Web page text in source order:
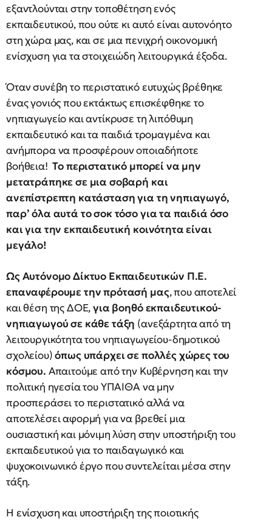
εξαντλούνται στην τοποθέτηση ενός
εκπαιδευτικού, που ούτε κι αυτό είναι αυτονόητο
στη χώρα μας, και σε μια πενιχρή οικονομική
ενίσχυση για τα στοιχειώδη λειτουργικά έξοδα.
Όταν συνέβη το περιστατικό ευτυχώς βρέθηκε
ένας γονιός που εκτάκτως επισκέφθηκε το
νηπιαγωγείο και αντίκρυσε τη λιπόθυμη
εκπαιδευτικό και τα παιδιά τρομαγμένα και
ανήμπορα να προσφέρουν οποιαδήποτε
βοήθεια!Το περιστατικό μπορεί να μην
μετατράπηκε σε μια σοβαρή και
ανεπίστρεπτη κατάσταση για τη νηπιαγωγό,
παρ’ όλα αυτά το σοκ τόσο για τα παιδιά όσο
και για την εκπαιδευτική κοινότητα είναι
μεγάλο!
Ως Αυτόνομο Δίκτυο Εκπαιδευτικών Π.Ε.
επαναφέρουμε την πρότασή μας, που αποτελεί
και θέση της ΔΟΕ,για βοηθό εκπαιδευτικού-
νηπιαγωγού σε κάθε τάξη (ανεξάρτητα από τη
λειτουργικότητα του νηπιαγωγείου-δημοτικού
σχολείου)όπως υπάρχει σε πολλές χώρες του
κόσμου. Απαιτούμε από την Κυβέρνηση και την
πολιτική ηγεσία του ΥΠΑΙΘΑ να μην
προσπεράσει το περιστατικό αλλά να
αποτελέσει αφορμή για να βρεθεί μια
ουσιαστική και μόνιμη λύση στην υποστήριξη του
εκπαιδευτικού για το παιδαγωγικό και
ψυχοκοινωνικό έργο που συντελείται μέσα στην
τάξη.
Η ενίσχυση και υποστήριξη της ποιοτικής